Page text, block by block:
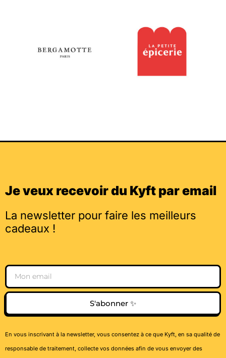
Je veux recevoir du Kyft par email
La newsletter pour faire les meilleurs
cadeaux !
Email
S'abonner ✨
En vous inscrivant à la newsletter, vous consentez à ce que Kyft, en sa qualité de
responsable de traitement, collecte vos données afin de vous envoyer des